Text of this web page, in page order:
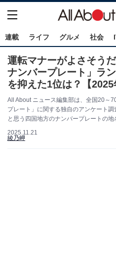
連載 ライフ グルメ 社会
運転マナーがよさそう
ナンバープレート」ラ
を抑えた1位は？【2025
All About ニュース編集部は、全国20～
プレート」に関する独自のアンケート
と思う四国地方のナンバープレートの
2025.11.21
綾乃岬